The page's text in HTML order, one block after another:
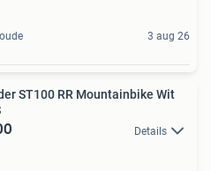
3 aug 26
ST100 RR Mountainbike Wit
Details